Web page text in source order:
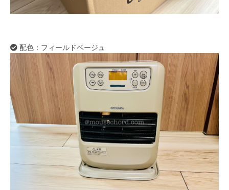
配色：フィールドベージュ